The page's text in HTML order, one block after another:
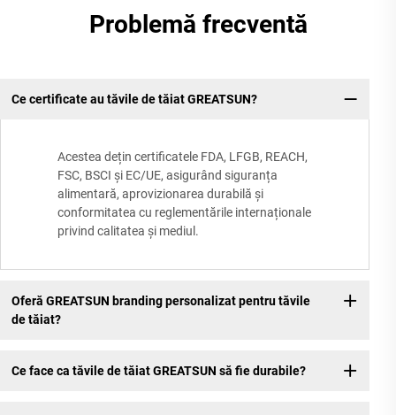
Problemă frecventă
Ce certificate au tăvile de tăiat GREATSUN?
Acestea dețin certificatele FDA, LFGB, REACH,
FSC, BSCI și EC/UE, asigurând siguranța
alimentară, aprovizionarea durabilă și
conformitatea cu reglementările internaționale
privind calitatea și mediul.
Oferă GREATSUN branding personalizat pentru tăvile
de tăiat?
Ce face ca tăvile de tăiat GREATSUN să fie durabile?